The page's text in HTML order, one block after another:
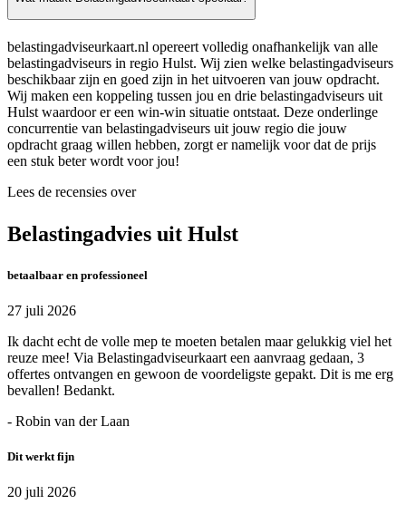
belastingadviseurkaart.nl opereert volledig onafhankelijk van alle
belastingadviseurs in regio Hulst. Wij zien welke belastingadviseurs
beschikbaar zijn en goed zijn in het uitvoeren van jouw opdracht.
Wij maken een koppeling tussen jou en drie belastingadviseurs uit
Hulst waardoor er een win-win situatie ontstaat. Deze onderlinge
concurrentie van belastingadviseurs uit jouw regio die jouw
opdracht graag willen hebben, zorgt er namelijk voor dat de prijs
een stuk beter wordt voor jou!
Lees de recensies over
Belastingadvies uit Hulst
betaalbaar en professioneel
27 juli 2026
Ik dacht echt de volle mep te moeten betalen maar gelukkig viel het
reuze mee! Via Belastingadviseurkaart een aanvraag gedaan, 3
offertes ontvangen en gewoon de voordeligste gepakt. Dit is me erg
bevallen! Bedankt.
- Robin van der Laan
Dit werkt fijn
20 juli 2026